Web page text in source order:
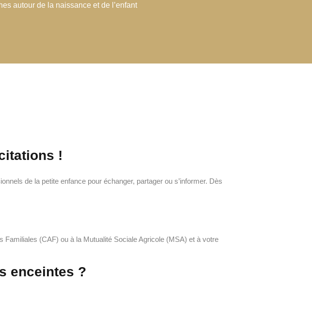
autour de la naissance et de l’enfant
!
de la petite enfance pour échanger, partager ou s’informer. Dès
(CAF) ou à la Mutualité Sociale Agricole (MSA) et à votre
enceintes ?